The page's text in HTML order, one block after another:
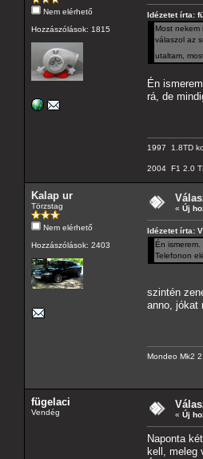
Nem elérhető
Hozzászólások: 1815
Idézetet írta:
Most
válaszol az
utaltam,
Én
rá, de
1997 1.8TD
2004 F1 2.0
Kalap ur
Törzstag
Nem elérhető
Hozzászólások: 2403
« Új
Idézetet írta:
Én
Telefonon
szintén
anno, jókat
Mondeo Mk2
fügelaci
Vendég « Új
Naponta
kell, meleg